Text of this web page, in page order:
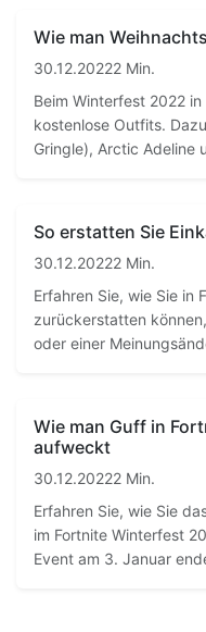
Wie man
30.12.20222 Min.
Beim Winterfest 2022
kostenlose Outfits.
Gringle), Arctic Adeline
So erstatten Sie
30.12.20222 Min.
Erfahren Sie, wie Sie in
zurückerstatten
oder einer
Wie man Guff in
aufweckt
30.12.20222 Min.
Erfahren Sie, wie Sie
im Fortnite Winterfest
Event am 3. Januar